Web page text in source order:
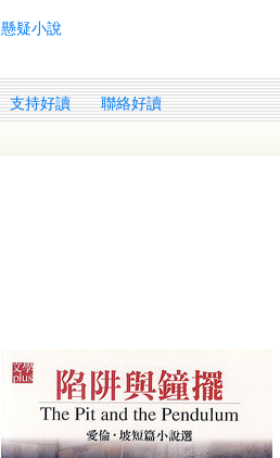
懸疑小說
支持好讀 聯絡好讀